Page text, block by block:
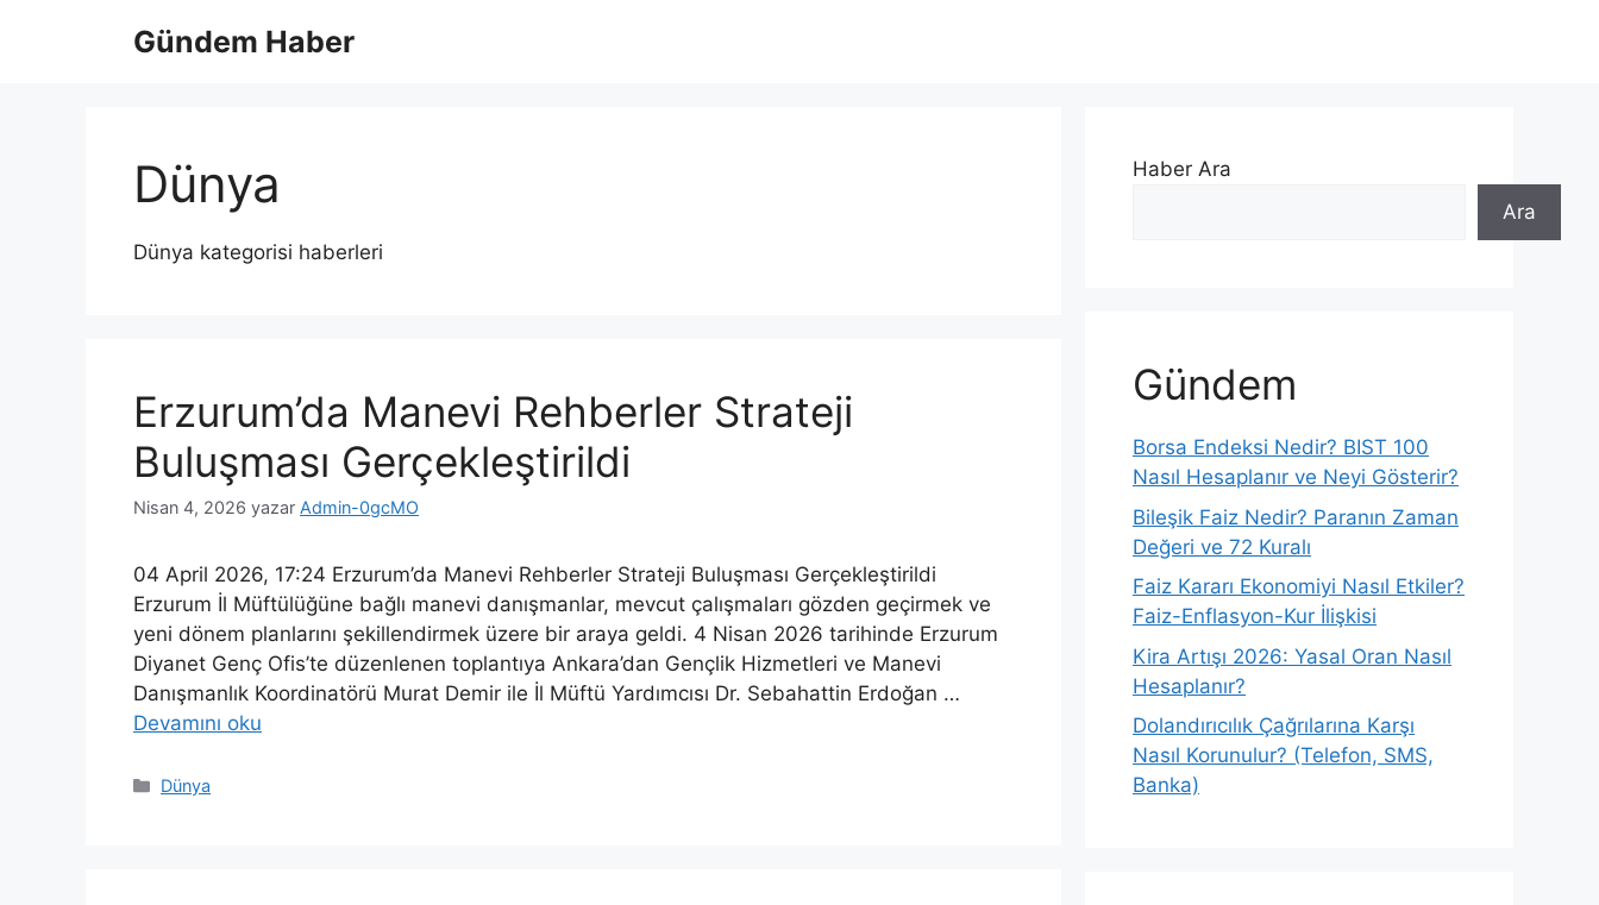
Gündem Haber
Dünya
Dünya kategorisi haberleri
Erzurum’da Manevi Rehberler Strateji
Buluşması Gerçekleştirildi
Nisan 4, 2026 yazar Admin-0gcMO
04 April 2026, 17:24 Erzurum’da Manevi Rehberler Strateji Buluşması Gerçekleştirildi
Erzurum İl Müftülüğüne bağlı manevi danışmanlar, mevcut çalışmaları gözden geçirmek ve
yeni dönem planlarını şekillendirmek üzere bir araya geldi. 4 Nisan 2026 tarihinde Erzurum
Diyanet Genç Ofis’te düzenlenen toplantıya Ankara’dan Gençlik Hizmetleri ve Manevi
Danışmanlık Koordinatörü Murat Demir ile İl Müftü Yardımcısı Dr. Sebahattin Erdoğan …
Devamını oku
Kategoriler
Dünya
Haber Ara
Ara
Gündem
Borsa Endeksi Nedir? BIST 100
Nasıl Hesaplanır ve Neyi Gösterir?
Bileşik Faiz Nedir? Paranın Zaman
Değeri ve 72 Kuralı
Faiz Kararı Ekonomiyi Nasıl Etkiler?
Faiz-Enflasyon-Kur İlişkisi
Kira Artışı 2026: Yasal Oran Nasıl
Hesaplanır?
Dolandırıcılık Çağrılarına Karşı
Nasıl Korunulur? (Telefon, SMS,
Banka)